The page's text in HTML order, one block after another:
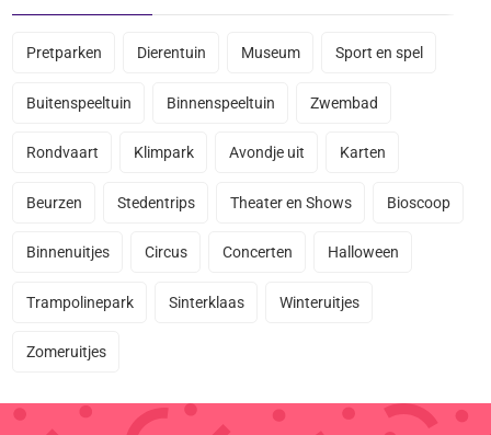
Pretparken Dierentuin Museum Sport en spel
Buitenspeeltuin Binnenspeeltuin Zwembad
Rondvaart Klimpark Avondje uit Karten
Beurzen Stedentrips Theater en Shows Bioscoop
Binnenuitjes Circus Concerten Halloween
Trampolinepark Sinterklaas Winteruitjes
Zomeruitjes